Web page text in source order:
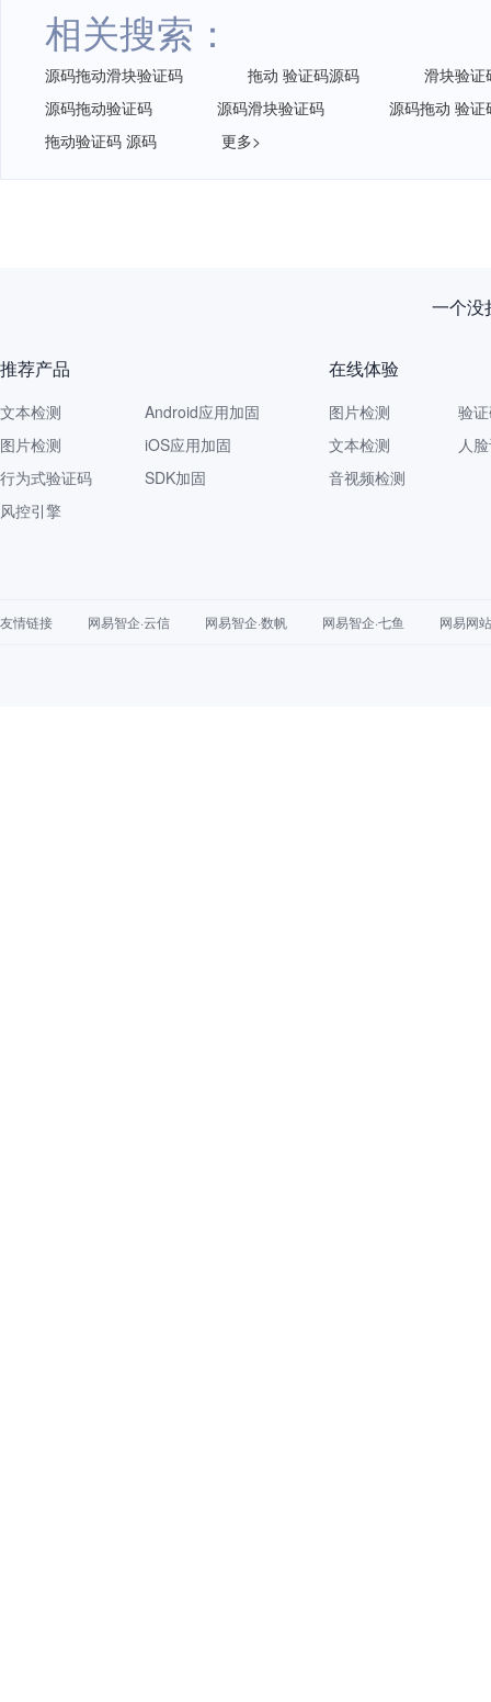
相关搜索：
源码拖动滑块验证码 拖动 验证码源码
滑块验证
源码拖动验证码
源码滑块验证码
源码拖动 验证
拖动验证码 源码
更多>
一个没
推荐产品
文本检测
图片检测
行为式验证码
风控引擎
Android应用加固
iOS应用加固
SDK加固
在线体验
图片检测
文本检测
音视频检测
验
人
友情链接 网易智企·云信 网易智企·数帆 网易智企·七鱼 网易网